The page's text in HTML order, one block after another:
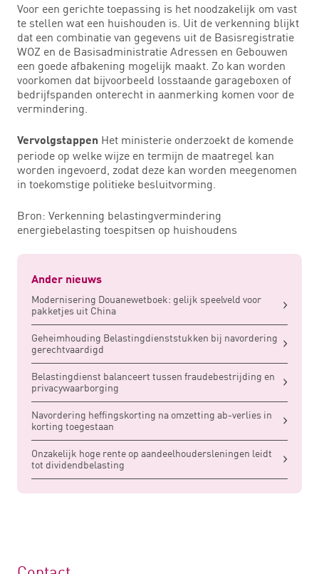
Voor een gerichte toepassing is het noodzakelijk om vast
te stellen wat een huishouden is. Uit de verkenning blijkt
dat een combinatie van gegevens uit de Basisregistratie
WOZ en de Basisadministratie Adressen en Gebouwen
een goede afbakening mogelijk maakt. Zo kan worden
voorkomen dat bijvoorbeeld losstaande garageboxen of
bedrijfspanden onterecht in aanmerking komen voor de
vermindering.
Vervolgstappen Het ministerie onderzoekt de komende
periode op welke wijze en termijn de maatregel kan
worden ingevoerd, zodat deze kan worden meegenomen
in toekomstige politieke besluitvorming.
Bron: Verkenning belastingvermindering
energiebelasting toespitsen op huishoudens
Ander nieuws
Modernisering Douanewetboek: gelijk speelveld voor
pakketjes uit China
Geheimhouding Belastingdienststukken bij navordering
gerechtvaardigd
Belastingdienst balanceert tussen fraudebestrijding en
privacywaarborging
Navordering heffingskorting na omzetting ab-verlies in
korting toegestaan
Onzakelijk hoge rente op aandeelhoudersleningen leidt
tot dividendbelasting